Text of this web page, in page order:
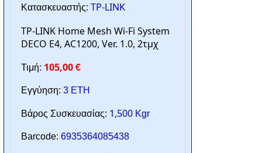
Κατασκευαστής: TP-LINK
TP-LINK Home Mesh Wi-Fi System
DECO E4, AC1200, Ver. 1.0, 2τμχ
Τιμή: 105,00 €
Εγγύηση: 3 ΕΤΗ
Βάρος Συσκευασίας: 1,500 Kgr
Barcode: 6935364085438